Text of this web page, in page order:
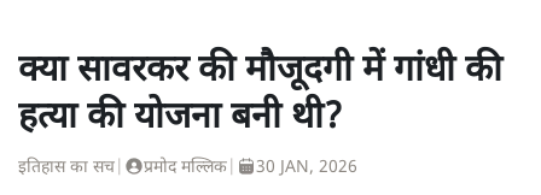
क्या सावरकर की मौजूदगी में गांधी की
हत्या की योजना बनी थी?
इतिहास का सच प्रमोद मल्लिक 30 JAN, 2026